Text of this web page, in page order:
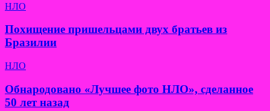
НЛО
Похищение пришельцами двух братьев из
Бразилии
НЛО
Обнародовано «Лучшее фото НЛО», сделанное
50 лет назад